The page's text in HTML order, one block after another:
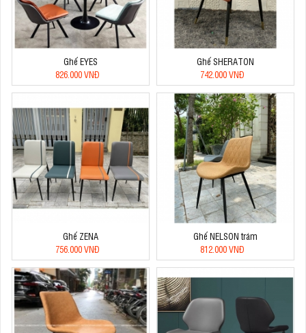
Ghế EYES
826.000 VNĐ
Ghế SHERATON
742.000 VNĐ
Ghế ZENA
756.000 VNĐ
Ghế NELSON trám
812.000 VNĐ